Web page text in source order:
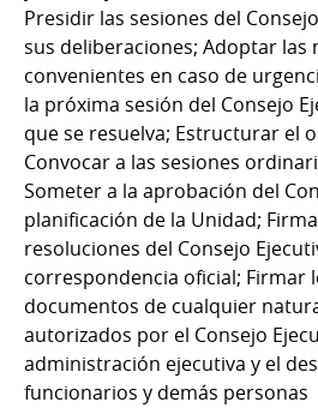
Presidir las sesiones del
sus deliberaciones; Adoptar las
convenientes en caso de
la próxima sesión del Consejo
que se resuelva; Estructurar el
Convocar a las sesiones
Someter a la aprobación del
planificación de la Unidad;
resoluciones del Consejo
correspondencia oficial; Firmar
documentos de cualquier
autorizados por el Consejo
administración ejecutiva y el
funcionarios y demás personas